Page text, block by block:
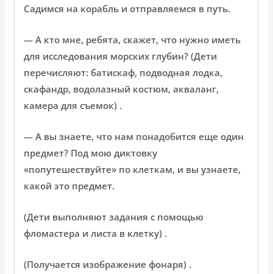
Садимся на корабль и отправляемся в путь.
— А кто мне, ребята, скажет, что нужно иметь
для исследования морских глубин? (Дети
перечисляют: батискаф, подводная лодка,
скафандр, водолазный костюм, акваланг,
камера для съемок) .
— А вы знаете, что нам понадобится еще один
предмет? Под мою диктовку
«попутешествуйте» по клеткам, и вы узнаете,
какой это предмет.
(Дети выполняют задания с помощью
фломастера и листа в клетку) .
(Получается изображение фонаря) .